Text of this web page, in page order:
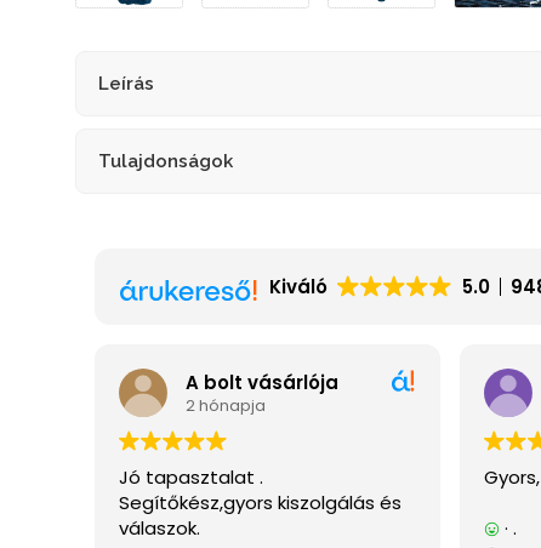
Leírás
Tulajdonságok